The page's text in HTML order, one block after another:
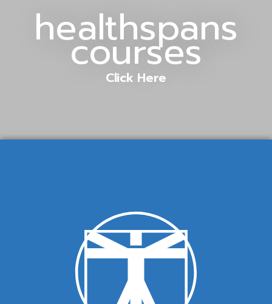
healthspans
courses
Click Here